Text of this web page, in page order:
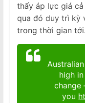
thấy áp lực giá
qua đó duy trì kỳ
trong thời gian tới.
high
change
you